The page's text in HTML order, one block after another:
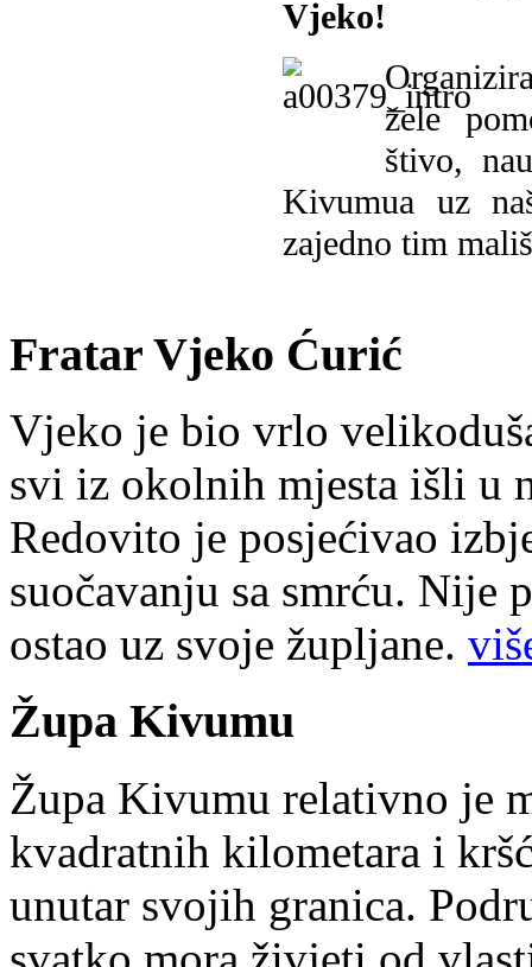
Vjeko!
žele
štivo,
Kivumua uz
zajedno tim
Fratar Vjeko Ćurić
Vjeko je bio vrlo
svi iz okolnih mjesta išli u
Redovito je posjećivao
suočavanju sa smrću. Nije
ostao uz svoje župljane.
Župa Kivumu
Župa Kivumu relativno je
kvadratnih kilometara i
unutar svojih granica.